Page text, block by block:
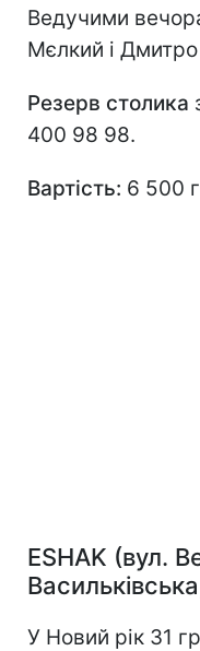
Ведучими
Мєлкий і
Резерв столика
400 98 98.
Вартість: 6 500
ESHAK (вул.
У Новий рік 31